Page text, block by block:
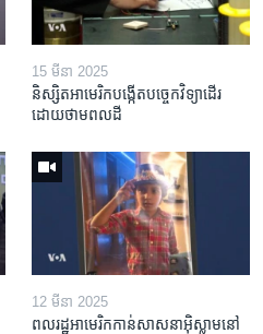
15 មីនា 2025
និស្សិត​អាមេរិក​បង្កើត​បច្ចេកវិទ្យា​ដើរ​
ដោយ​ថាមពល​ដី
12 មីនា 2025
ពលរដ្ឋអាមេរិក​កាន់សាសនា​អ៊ិស្លាម​នៅ